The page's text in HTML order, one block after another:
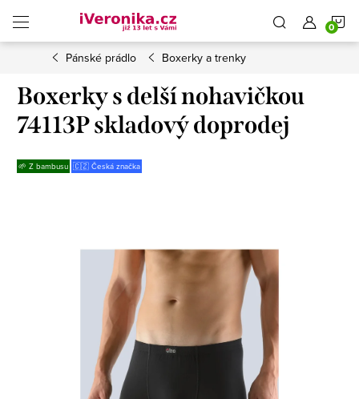
obsah
Pánské prádlo Boxerky a trenky
Boxerky s delší nohavičkou
74113P skladový doprodej
🌱 Z bambusu 🇨🇿 Česká značka